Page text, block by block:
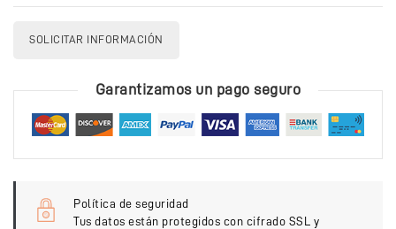
SOLICITAR INFORMACIÓN
Garantizamos un pago seguro
Política de seguridad
Tus datos están protegidos con cifrado SSL y